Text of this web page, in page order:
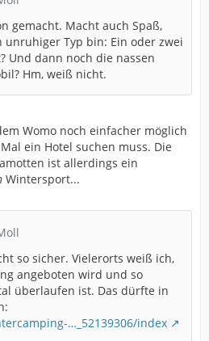
gemacht. Macht auch Spaß,
Typ bin: Ein oder zwei
Und dann noch die nassen
Hm, weiß nicht.
Womo noch einfacher möglich
ein Hotel suchen muss. Die
ist allerdings ein
Wintersport...
so sicher. Vielerorts weiß ich,
angeboten wird und so
überlaufen ist. Das dürfte in
…_52139306/index